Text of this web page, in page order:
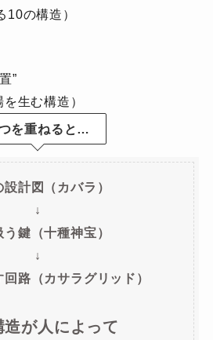
10の構造）
”
生む構造）
を重ねると…
設計図（カバラ）
↓
う鍵（十種神宝）
↓
路（カサラグリッド）
造が人によって